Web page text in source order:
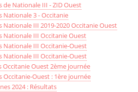
de Nationale III - ZID Ouest
Nationale 3 - Occitanie
Nationale III 2019-2020 Occitanie Ouest
Nationale III Occitanie Ouest
Nationale III Occitanie-Ouest
Nationale III Occitanie-Ouest
Occitanie Ouest 2ème journée
Occitanie-Ouest : 1ère journée
2024 : Résultats